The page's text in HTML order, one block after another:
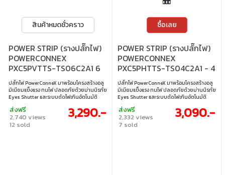
สินค้าหมดชั่วคราว
POWER STRIP (รางปลั๊กไฟ)
POWERCONNEX
PXC5PVTTS-TS06C2A1 6
OUTLET 1 SWITCH 2 USB-C
1 USB-A 3 METER 3680
WATT - BLACK
ปลั๊กไฟ PowerConneX มาพร้อมโครงสร้างอลู
มิเนียมแข็งแรง ทนไฟ ปลอดภัยด้วยม่านนิรภัย
Eyes Shutter และระบบตัดไฟเกินอัตโนมัติ
ชาร์จเร็วสูงสุด 65W พร้อมปลั๊กมาตรฐาน
มอก. และสายไฟ VCT หนาแน่น เหมาะกับการ
ใช้งานทั้งบ้านและสำนักงาน • ช่องเสียบไฟ 6
ส่งฟรี
2,740 views
12 sold
3,290.-
ซื้อเลย
POWER STRIP (รางปลั๊กไฟ)
POWERCONNEX
PXC5PHTTS-TS04C2A1 - 4
OUTLET 1 SWITCH 2 USB-C
1 USB-A 3 METER 3680
WATT BLACK
ปลั๊กไฟ PowerConneX มาพร้อมโครงสร้างอลู
มิเนียมแข็งแรง ทนไฟ ปลอดภัยด้วยม่านนิรภัย
Eyes Shutter และระบบตัดไฟเกินอัตโนมัติ
ชาร์จเร็วสูงสุด 65W พร้อมปลั๊กมาตรฐาน
มอก. และสายไฟ VCT หนาแน่น เหมาะกับการ
ใช้งานทั้งบ้านและสำนักงาน • ปลั๊ก 4 ช่อง •
ส่งฟรี
2,332 views
7 sold
3,090.-